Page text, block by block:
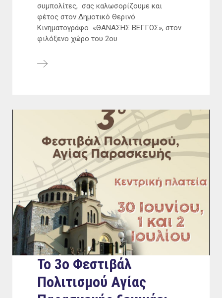
συμπολίτες, σας καλωσορίζουμε και
φέτος στον Δημοτικό Θερινό
Κινηματογράφο «ΘΑΝΑΣΗΣ ΒΕΓΓΟΣ», στον
φιλόξενο χώρο του 2ου
Το 3ο Φεστιβάλ
Πολιτισμού Αγίας